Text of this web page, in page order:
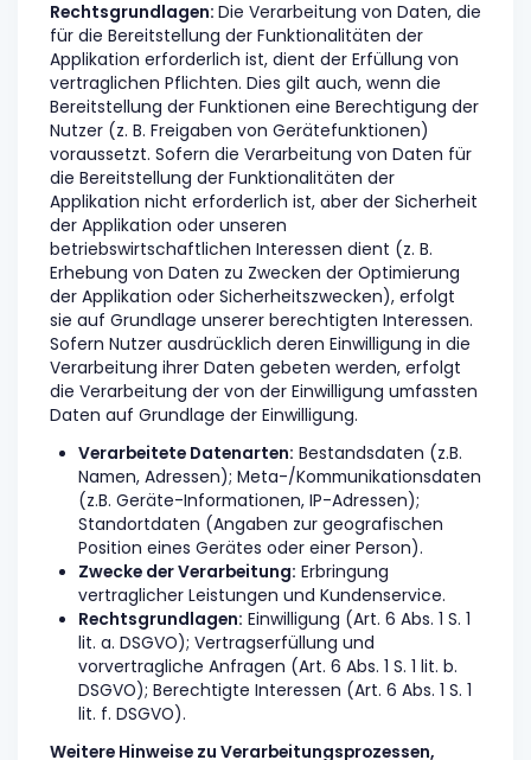
Rechtsgrundlagen: Die Verarbeitung von Daten, die
für die Bereitstellung der Funktionalitäten der
Applikation erforderlich ist, dient der Erfüllung von
vertraglichen Pflichten. Dies gilt auch, wenn die
Bereitstellung der Funktionen eine Berechtigung der
Nutzer (z. B. Freigaben von Gerätefunktionen)
voraussetzt. Sofern die Verarbeitung von Daten für
die Bereitstellung der Funktionalitäten der
Applikation nicht erforderlich ist, aber der Sicherheit
der Applikation oder unseren
betriebswirtschaftlichen Interessen dient (z. B.
Erhebung von Daten zu Zwecken der Optimierung
der Applikation oder Sicherheitszwecken), erfolgt
sie auf Grundlage unserer berechtigten Interessen.
Sofern Nutzer ausdrücklich deren Einwilligung in die
Verarbeitung ihrer Daten gebeten werden, erfolgt
die Verarbeitung der von der Einwilligung umfassten
Daten auf Grundlage der Einwilligung.
Verarbeitete Datenarten: Bestandsdaten (z.B.
Namen, Adressen); Meta-/Kommunikationsdaten
(z.B. Geräte-Informationen, IP-Adressen);
Standortdaten (Angaben zur geografischen
Position eines Gerätes oder einer Person).
Zwecke der Verarbeitung: Erbringung
vertraglicher Leistungen und Kundenservice.
Rechtsgrundlagen: Einwilligung (Art. 6 Abs. 1 S. 1
lit. a. DSGVO); Vertragserfüllung und
vorvertragliche Anfragen (Art. 6 Abs. 1 S. 1 lit. b.
DSGVO); Berechtigte Interessen (Art. 6 Abs. 1 S. 1
lit. f. DSGVO).
Weitere Hinweise zu Verarbeitungsprozessen,